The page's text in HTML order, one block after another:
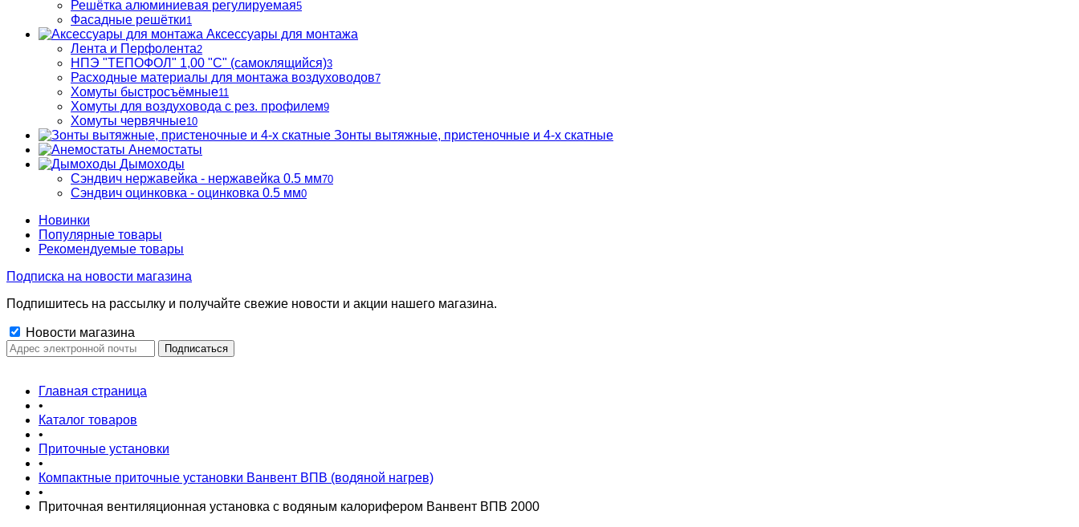
Решётка алюминиевая регулируемая5
Фасадные решётки1
Аксессуары для монтажа
Лента и Перфолента2
НПЭ "ТЕПОФОЛ" 1,00 "С" (самоклящийся)3
Расходные материалы для монтажа воздуховодов7
Хомуты быстросъёмные11
Хомуты для воздуховода с рез. профилем9
Хомуты червячные10
Зонты вытяжные, пристеночные и 4-х скатные
Анемостаты
Дымоходы
Сэндвич нержавейка - нержавейка 0.5 мм70
Сэндвич оцинковка - оцинковка 0.5 мм0
Новинки
Популярные товары
Рекомендуемые товары
Подписка на новости магазина
Подпишитесь на рассылку и получайте свежие новости и акции нашего магазина.
Новости магазина
Главная страница
•
Каталог товаров
•
Приточные установки
•
Компактные приточные установки Ванвент ВПВ (водяной нагрев)
•
Приточная вентиляционная установка с водяным калорифером Ванвент ВПВ 2000